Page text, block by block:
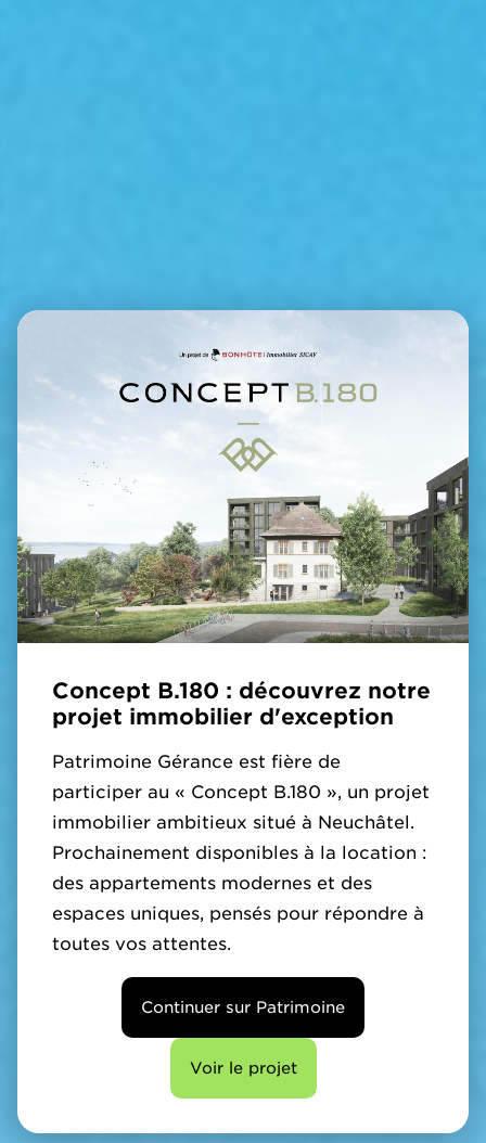
Concept B.180 : découvrez notre
projet immobilier d'exception
Patrimoine Gérance est fière de
participer au « Concept B.180 », un projet
immobilier ambitieux situé à Neuchâtel.
Prochainement disponibles à la location :
des appartements modernes et des
espaces uniques, pensés pour répondre à
toutes vos attentes.
Continuer sur Patrimoine
Voir le projet